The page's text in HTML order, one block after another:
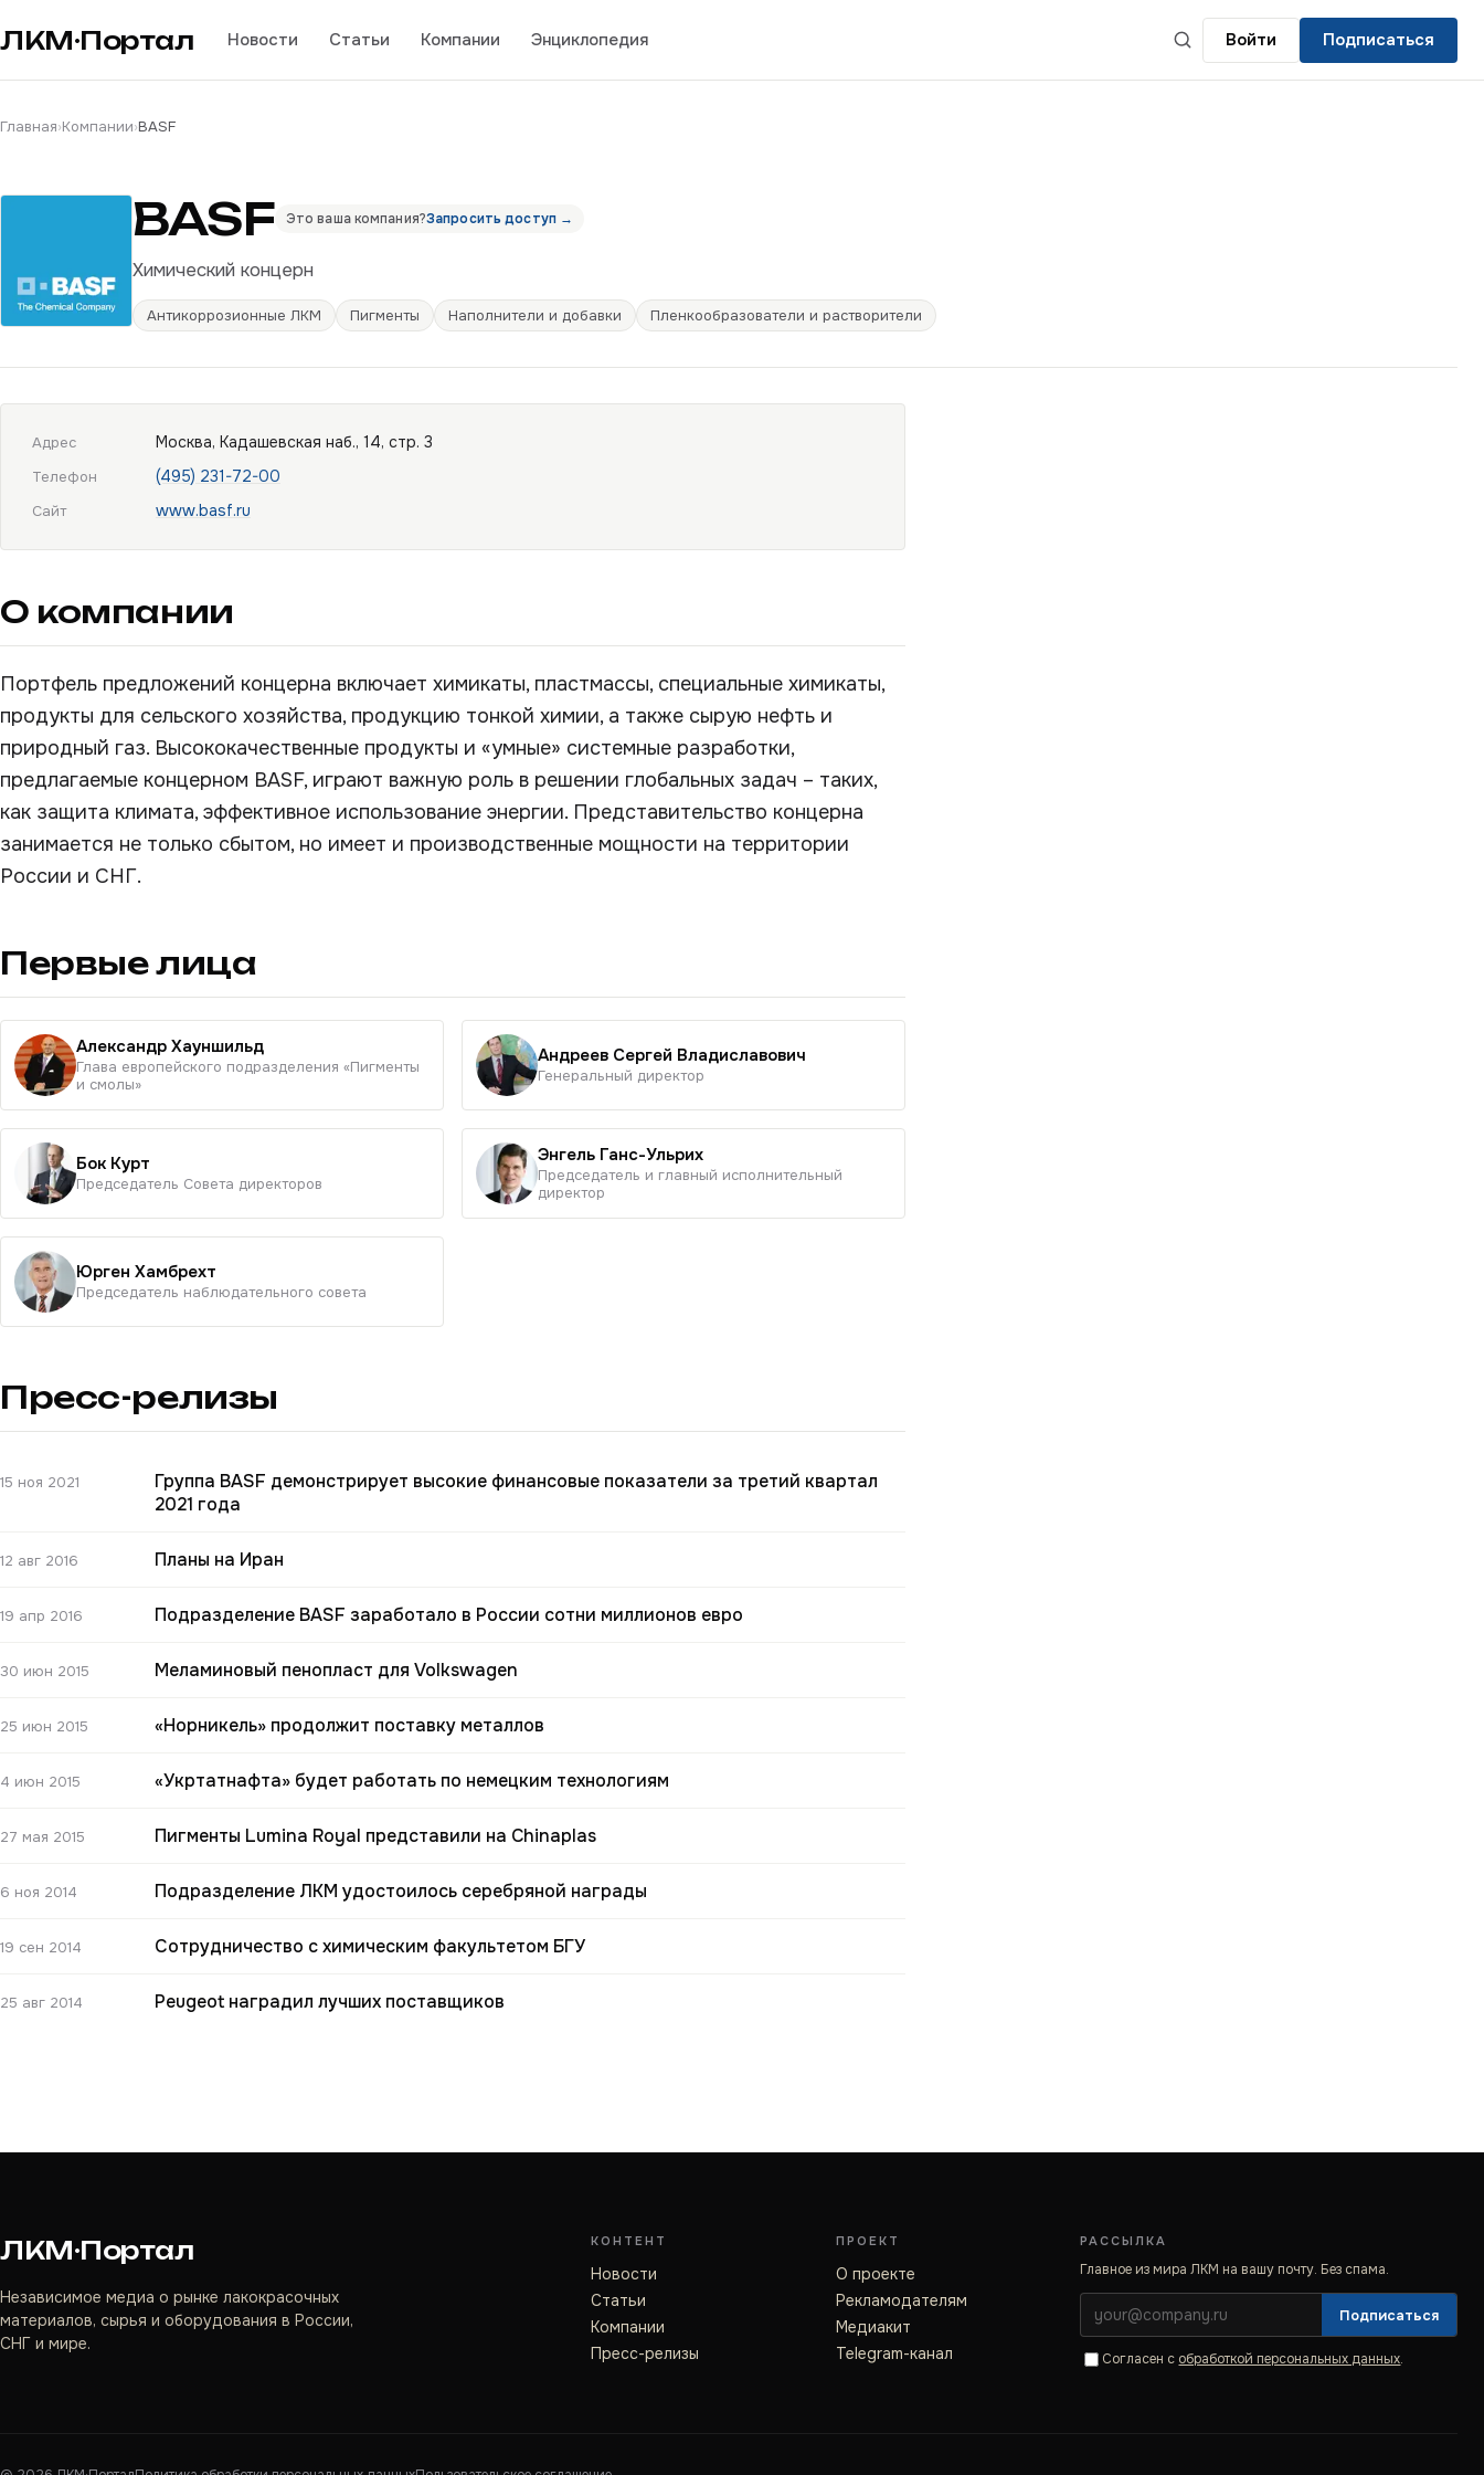
ЛКМ·Портал Новости Статьи Компании Энциклопедия Войти Подписаться
Главная›Компании›BASF
BASF Это ваша компания?Запросить доступ →
Химический концерн
Антикоррозионные ЛКМ Пигменты Наполнители и добавки Пленкообразователи и растворители
Адрес Москва, Кадашевская наб., 14, стр. 3
Телефон (495) 231-72-00
Сайт www.basf.ru
О компании
Портфель предложений концерна включает химикаты, пластмассы, специальные химикаты,
продукты для сельского хозяйства, продукцию тонкой химии, а также сырую нефть и
природный газ. Высококачественные продукты и «умные» системные разработки,
предлагаемые концерном BASF, играют важную роль в решении глобальных задач – таких,
как защита климата, эффективное использование энергии. Представительство концерна
занимается не только сбытом, но имеет и производственные мощности на территории
России и СНГ.
Первые лица
Александр Хауншильд
Глава европейского подразделения «Пигменты
и смолы»
Андреев Сергей Владиславович
Генеральный директор
Бок Курт
Председатель Cовета директоров
Энгель Ганс-Ульрих
Председатель и главный исполнительный
директор
Юрген Хамбрехт
Председатель наблюдательного совета
Пресс-релизы
15 ноя 2021
Группа BASF демонстрирует высокие финансовые показатели за третий квартал
2021 года
12 авг 2016 Планы на Иран
19 апр 2016 Подразделение BASF заработало в России сотни миллионов евро
30 июн 2015 Меламиновый пенопласт для Volkswagen
25 июн 2015 «Норникель» продолжит поставку металлов
4 июн 2015 «Укртатнафта» будет работать по немецким технологиям
27 мая 2015 Пигменты Lumina Royal представили на Chinaplas
6 ноя 2014 Подразделение ЛКМ удостоилось серебряной награды
19 сен 2014 Сотрудничество с химическим факультетом БГУ
25 авг 2014 Peugeot наградил лучших поставщиков
ЛКМ·Портал
Независимое медиа о рынке лакокрасочных
материалов, сырья и оборудования в России,
СНГ и мире.
КОНТЕНТ
Новости
Статьи
Компании
Пресс-релизы
ПРОЕКТ
О проекте
Рекламодателям
Медиакит
Telegram-канал
РАССЫЛКА
Главное из мира ЛКМ на вашу почту. Без спама.
Подписаться
Согласен с обработкой персональных данных.